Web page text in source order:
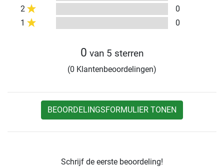
2
0
1
0
0 van 5 sterren
(0 Klantenbeoordelingen)
BEOORDELINGSFORMULIER TONEN
Schrijf de eerste beoordeling!